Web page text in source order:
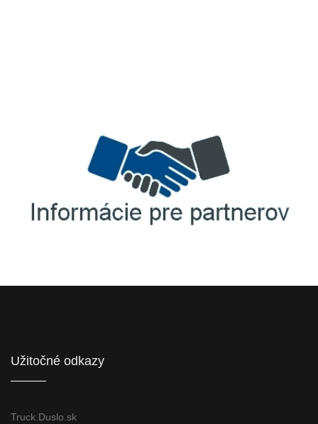
Užitočné odkazy
Truck.Duslo.sk